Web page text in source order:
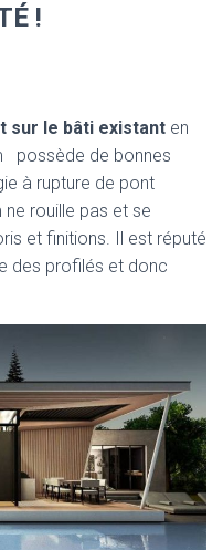
!
sur le bâti existant en
possède de bonnes
à rupture de pont
ne rouille pas et se
et finitions. Il est réputé
des profilés et donc